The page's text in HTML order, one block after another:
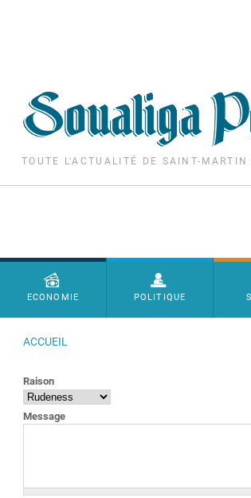
TOUTE L'ACTUALITÉ DE SAINT-
Menu principal
ECONOMIE POLITIQUE
ACCUEIL
Raison
Message